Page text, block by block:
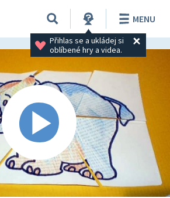
Přihlas se a ukládej si
oblíbené hry a videa.
MENU